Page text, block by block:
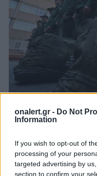
onalert.gr - Do Not
Information
If you wish to opt-out of
processing of your
targeted advertising by
section to confirm your
Οι επίστρατοι
χωρίς εξοπλισμό
Το Reuters εντόπισε
επιστρατεύθηκε στις
Γιελένα ανάρτησε
μέσα κοινωνικής